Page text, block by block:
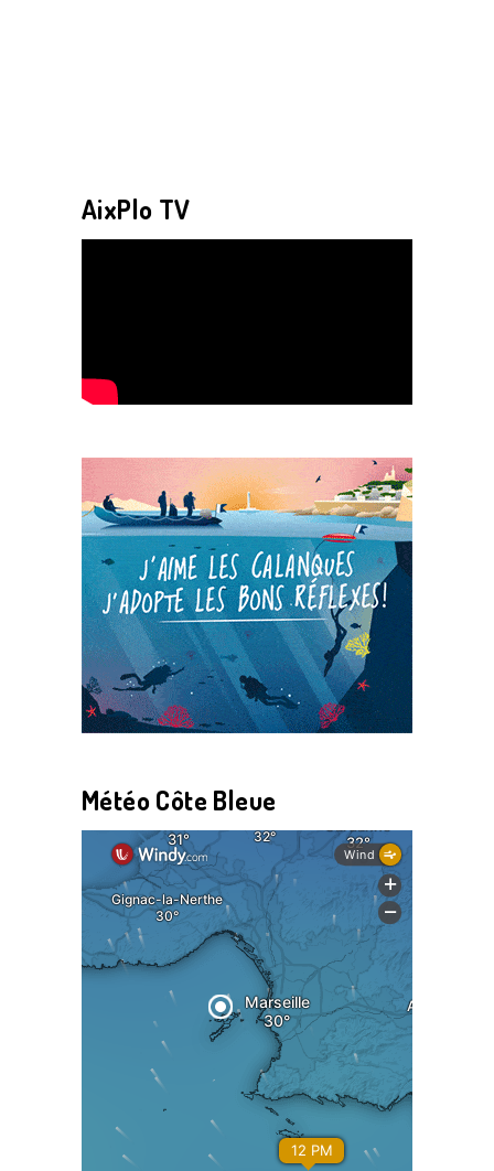
AixPlo TV
Météo Côte Bleue